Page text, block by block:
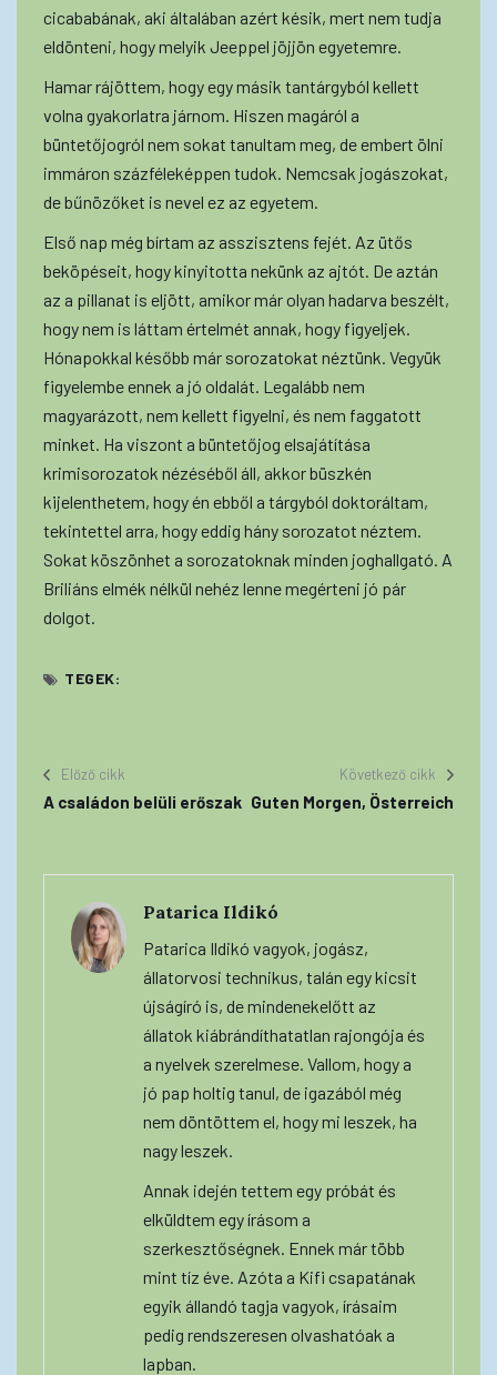
cicababának, aki általában azért késik, mert nem tudja
eldönteni, hogy melyik Jeeppel jöjjön egyetemre.
Hamar rájöttem, hogy egy másik tantárgyból kellett
volna gyakorlatra járnom. Hiszen magáról a
büntetőjogról nem sokat tanultam meg, de embert ölni
immáron százféleképpen tudok. Nemcsak jogászokat,
de bűnözőket is nevel ez az egyetem.
Első nap még bírtam az asszisztens fejét. Az ütős
beköpéseit, hogy kinyitotta nekünk az ajtót. De aztán
az a pillanat is eljött, amikor már olyan hadarva beszélt,
hogy nem is láttam értelmét annak, hogy figyeljek.
Hónapokkal később már sorozatokat néztünk. Vegyük
figyelembe ennek a jó oldalát. Legalább nem
magyarázott, nem kellett figyelni, és nem faggatott
minket. Ha viszont a büntetőjog elsajátítása
krimisorozatok nézéséből áll, akkor büszkén
kijelenthetem, hogy én ebből a tárgyból doktoráltam,
tekintettel arra, hogy eddig hány sorozatot néztem.
Sokat köszönhet a sorozatoknak minden joghallgató. A
Briliáns elmék nélkül nehéz lenne megérteni jó pár
dolgot.
TEGEK:
Előző cikk
A családon belüli erőszak
Következő cikk
Guten Morgen, Österreich
Patarica Ildikó
Patarica Ildikó vagyok, jogász,
állatorvosi technikus, talán egy kicsit
újságíró is, de mindenekelőtt az
állatok kiábrándíthatatlan rajongója és
a nyelvek szerelmese. Vallom, hogy a
jó pap holtig tanul, de igazából még
nem döntöttem el, hogy mi leszek, ha
nagy leszek.
Annak idején tettem egy próbát és
elküldtem egy írásom a
szerkesztőségnek. Ennek már több
mint tíz éve. Azóta a Kifi csapatának
egyik állandó tagja vagyok, írásaim
pedig rendszeresen olvashatóak a
lapban.